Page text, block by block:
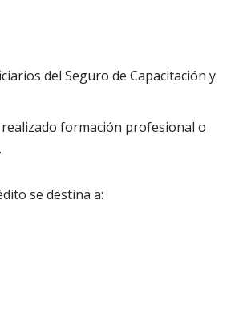
del Seguro de Capacitación y
formación profesional o
se destina a: